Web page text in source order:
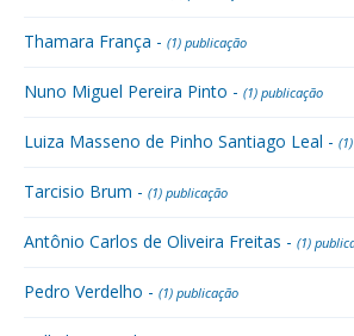
Thamara França - (1) publicação
Nuno Miguel Pereira Pinto - (1) publicação
Luiza Masseno de Pinho Santiago Leal -
Tarcisio Brum - (1) publicação
Antônio Carlos de Oliveira Freitas - (1)
Pedro Verdelho - (1) publicação